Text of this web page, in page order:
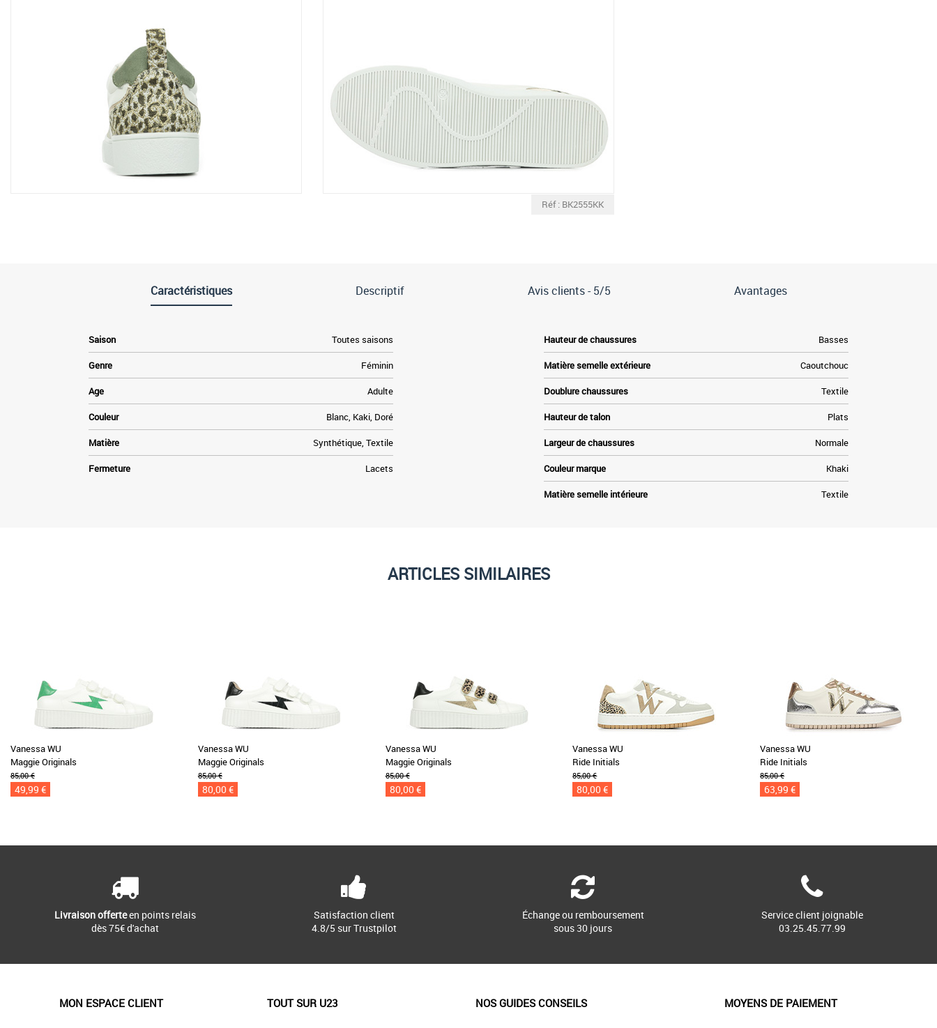
Réf : BK2555KK
Caractéristiques Descriptif Avis clients -5/5 Avantages
Saison Toutes saisons
Genre Féminin
Age Adulte
Couleur Blanc, Kaki, Doré
Matière Synthétique, Textile
Fermeture Lacets
Hauteur de chaussures Basses
Matière semelle extérieure Caoutchouc
Doublure chaussures Textile
Hauteur de talon Plats
Largeur de chaussures Normale
Couleur marque Khaki
Matière semelle intérieure Textile
ARTICLES SIMILAIRES
Vanessa WU
Maggie Originals
85,00 €
49,99 €
Vanessa WU
Maggie Originals
85,00 €
80,00 €
Vanessa WU
Maggie Originals
85,00 €
80,00 €
Vanessa WU
Ride Initials
85,00 €
80,00 €
Vanessa WU
Ride Initials
85,00 €
63,99 €
Livraison offerteen points relais
dès 75€ d'achat
Satisfaction client
4.8/5 sur Trustpilot
Échange ou remboursement
sous 30 jours
Service client joignable
03.25.45.77.99
MON ESPACE CLIENT TOUT SUR U23 NOS GUIDES CONSEILS MOYENS DE PAIEMENT